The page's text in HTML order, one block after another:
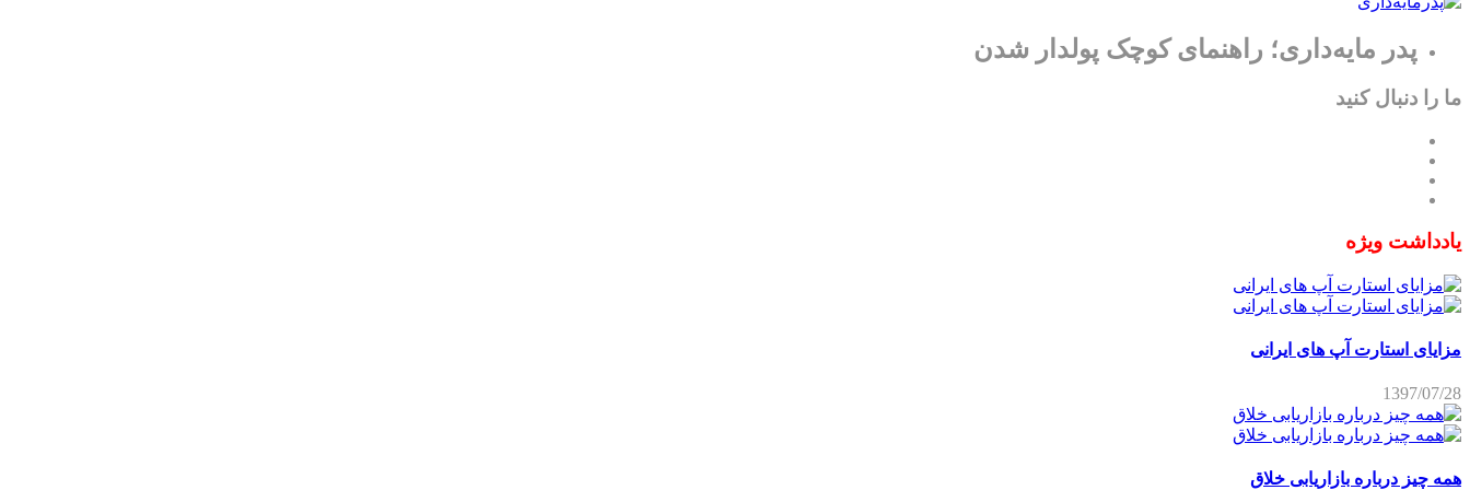
پدر مایه‌داری؛ راهنمای کوچک پولدار شدن
ما را دنبال کنید
یادداشت ویژه
مزایای استارت آپ های ایرانی
1397/07/28
همه چیز درباره بازاریابی خلاق